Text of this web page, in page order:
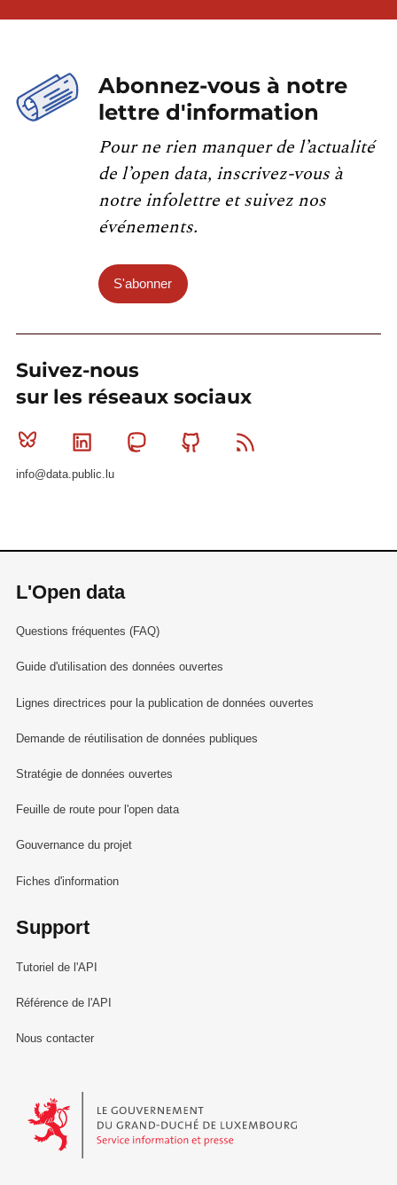
Abonnez-vous à notre
lettre d'information
Pour ne rien manquer de l’actualité
de l’open data, inscrivez-vous à
notre infolettre et suivez nos
événements.
S'abonner
Suivez-nous
sur les réseaux sociaux
Bluesky Linkedin MastodonGithub
info@data.public.lu
L'Open data
Questions fréquentes (FAQ)
Guide d'utilisation des données ouvertes
Lignes directrices pour la publication de données ouvertes
Demande de réutilisation de données publiques
Stratégie de données ouvertes
Feuille de route pour l'open data
Gouvernance du projet
Fiches d'information
Support
Tutoriel de l'API
Référence de l'API
Nous contacter
Le Gouvernement du Grand-Duché de Luxembourg - Service